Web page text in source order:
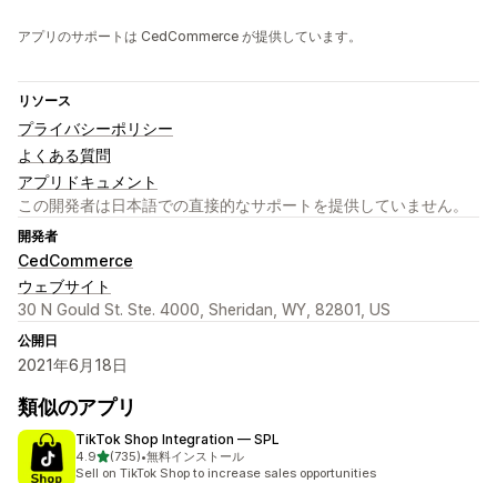
アプリのサポートは CedCommerce が提供しています。
リソース
プライバシーポリシー
よくある質問
アプリドキュメント
この開発者は日本語での直接的なサポートを提供していません。
開発者
CedCommerce
ウェブサイト
30 N Gould St. Ste. 4000, Sheridan, WY, 82801, US
公開日
2021年6月18日
類似のアプリ
TikTok Shop Integration — SPL
4.95つ星中
(735)
合計レビュー数：735件
•無料インストール
Sell on TikTok Shop to increase sales opportunities